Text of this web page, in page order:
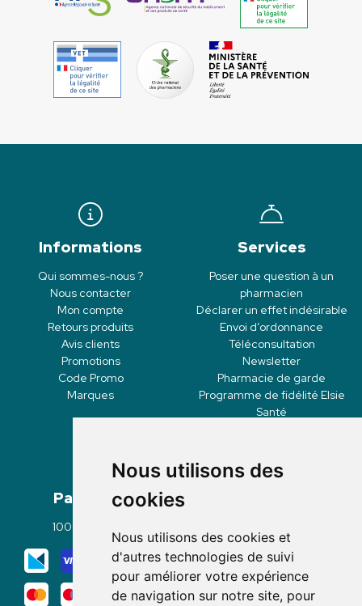
Nous utilisons des
cookies
Nous utilisons des cookies et
d'autres technologies de suivi
pour améliorer votre expérience
de navigation sur notre site, pour
Informations
Qui sommes-nous ?
Nous contacter
Mon compte
Retours produits
Avis clients
Promotions
Code Promo
Marques
Services
Poser une question à un
pharmacien
Déclarer un effet indésirable
Envoi d’ordonnance
Téléconsultation
Newsletter
Pharmacie de garde
Programme de fidélité Elsie
Santé
Paiement
100% sécurisé
Mode de livraison